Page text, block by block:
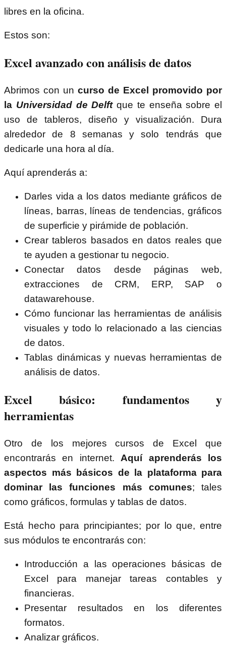
libres en la oficina.
Estos son:
Excel avanzado con análisis de datos
Abrimos con un curso de Excel promovido por
la Universidad de Delftque te enseña sobre el
uso de tableros, diseño y visualización. Dura
alrededor de 8 semanas y solo tendrás que
dedicarle una hora al día.
Aquí aprenderás a:
Darles vida a los datos mediante gráficos de
líneas, barras, líneas de tendencias, gráficos
de superficie y pirámide de población.
Crear tableros basados en datos reales que
te ayuden a gestionar tu negocio.
Conectar datos desde páginas web,
extracciones de CRM, ERP, SAP o
datawarehouse.
Cómo funcionar las herramientas de análisis
visuales y todo lo relacionado a las ciencias
de datos.
Tablas dinámicas y nuevas herramientas de
análisis de datos.
Excel básico: fundamentos y
herramientas
Otro de los mejores cursos de Excel que
encontrarás en internet.Aquí aprenderás los
aspectos más básicos de la plataforma para
dominar las funciones más comunes; tales
como gráficos, formulas y tablas de datos.
Está hecho para principiantes; por lo que, entre
sus módulos te encontrarás con:
Introducción a las operaciones básicas de
Excel para manejar tareas contables y
financieras.
Presentar resultados en los diferentes
formatos.
Analizar gráficos.